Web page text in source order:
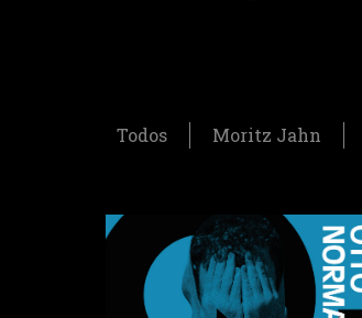
Todos Moritz Jahn